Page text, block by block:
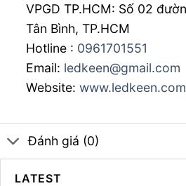
VPGD TP.HCM: Số 02
Tân Bình, TP.HCM
Hotline : 0961701551
Email: ledkeen@gmail.com
Website: www.ledkeen.com
Đánh giá (0)
LATEST